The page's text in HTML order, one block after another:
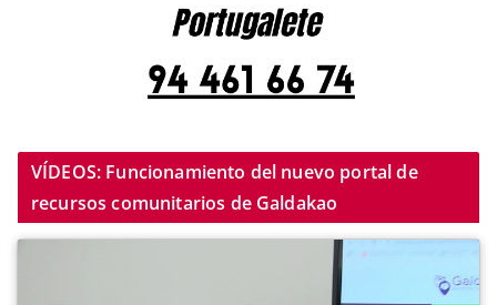
VÍDEOS: Funcionamiento del nuevo portal de
recursos comunitarios de Galdakao